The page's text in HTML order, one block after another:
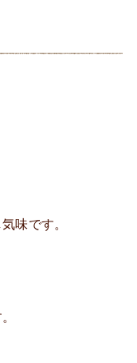
味です。